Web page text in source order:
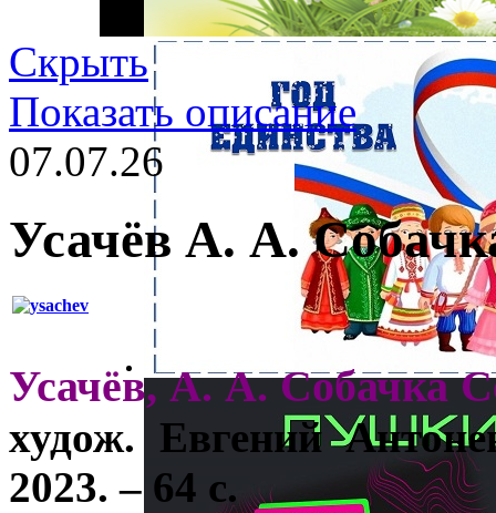
Скрыть
Показать описание
07.07.26
Усачёв А. А.
Усачёв, А. А. Собачка
худож. Евгений
2023. – 64 с.